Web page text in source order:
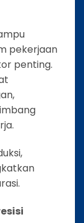
pekerjaan
penting.